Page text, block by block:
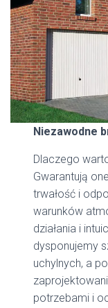
Niezawodne
Dlaczego
Gwarantują
trwałość i
warunków
działania i
dysponujemy
uchylnych, a
potrzebami i